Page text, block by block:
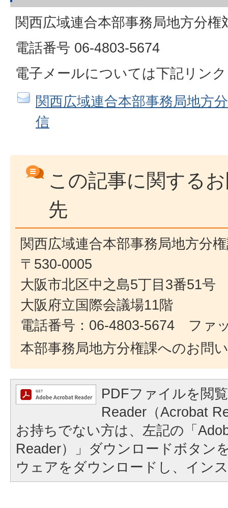
関西広域連合本部事務局地方分権
電話番号 06-4803-5674
電子メールについては下記リン
関西広域連合本部事務局地方
信
この記事に関する
先
関西広域連合本部事務局地方分
〒530-0005
大阪市北区中之島5丁目3番51号
大阪府立国際会議場11階
電話番号：06-4803-5674 ファ
本部事務局地方分権課へのお問
PDFファイルを閲
Reader（Acrobat
お持ちでない方は、左記の「
Reader）」ダウンロードボタン
ウェアをダウンロードし、イン